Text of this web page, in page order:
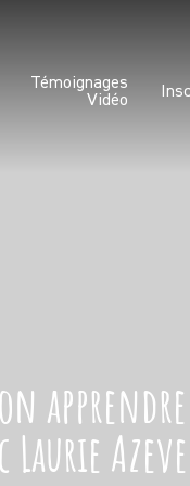
Témoignages
Vidéo
Laurie